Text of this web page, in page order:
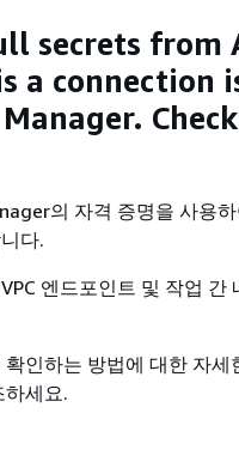
secrets from
a connection
의 자격 증명을 사용
다.
엔드포인트 및 작업 간
인하는 방법에 대한 자세
세요.